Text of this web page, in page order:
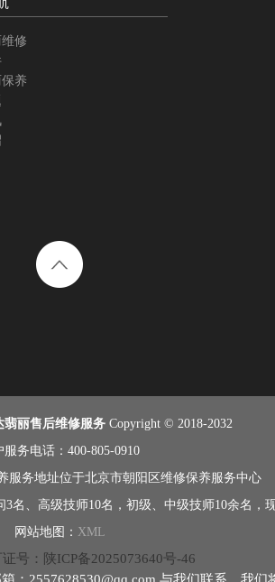
修
养
翡丽售后维修服务Copyright © 2018-2032
服务电话：400-805-0910
服务地址位于北京市朝阳区维修保养服务中心
名、高级技师10名，初级、中级技师10余名，
网站地图： XML
号：陕ICP备2025073640号-46